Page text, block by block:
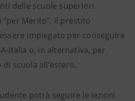
delle scuole superiori
Merito”, il prestito
impiegato per conseguire
Italia o, in alternativa, per
scuola all’estero.
potrà seguire le lezioni